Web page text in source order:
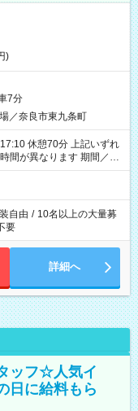
)
7分
／奈良市東九条町
休憩70分 上記いずれ
なります 期間／即
4日
自由 / 10名以上の大量募
要
詳細へ
ッフ☆人気イ
日に給料もら